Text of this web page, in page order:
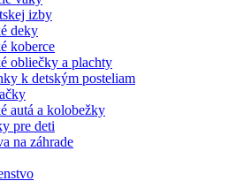
izby
deky
koberce
obliečky a plachty
k detským posteliam
autá a kolobežky
pre deti
na záhrade